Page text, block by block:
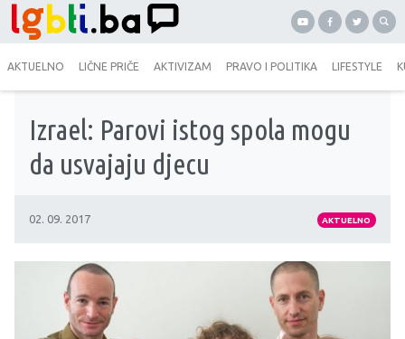
AKTUELNO LIČNE PRIČE AKTIVIZAM PRAVO I POLITIKA LIFESTYLE
Izrael: Parovi istog spola mogu
da usvajaju djecu
02. 09. 2017 AKTUELNO